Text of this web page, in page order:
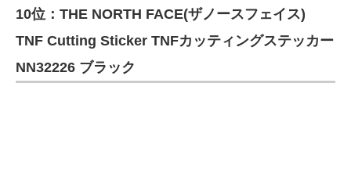
10位：THE NORTH FACE(ザノースフェイス)
TNF Cutting Sticker TNFカッティングステッカー
NN32226 ブラック